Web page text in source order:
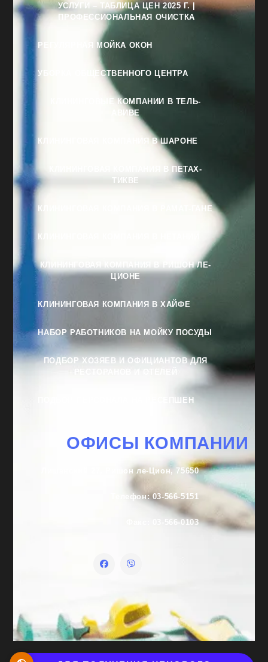
УСЛУГИ – ТАБЛИЦА ЦЕН 2025 Г. |
ПРОФЕССИОНАЛЬНАЯ ОЧИСТКА
РЕГУЛЯРНАЯ МОЙКА ОКОН
УБОРКА ОБЩЕСТВЕННОГО ЦЕНТРА
КЛИНИНГОВЫЕ КОМПАНИИ В ТЕЛЬ-
АВИВЕ
КЛИНИНГОВАЯ КОМПАНИЯ В ШАРОНЕ
КЛИНИНГОВАЯ КОМПАНИЯ В ПЕТАХ-
ТИКВЕ
КЛИНИНГОВАЯ КОМПАНИЯ В РАМАТ-ГАНЕ
КЛИНИНГОВАЯ КОМПАНИЯ В НЕТАНИИ
КЛИНИНГОВАЯ КОМПАНИЯ В РИШОН ЛЕ-
ЦИОНЕ
КЛИНИНГОВАЯ КОМПАНИЯ В ХАЙФЕ
НАБОР РАБОТНИКОВ НА МОЙКУ ПОСУДЫ
ПОДБОР ХОЗЯЕВ И ОФИЦИАНТОВ ДЛЯ
ПОДБОР ПЕРСОНАЛА НА РЕСЕПШЕН
ОФИСЫ КОМПАНИИ
Лишанский 27, Ришон ле-Цион, 75650
Телефон: 03-566-5151
Факс: 03-566-0103